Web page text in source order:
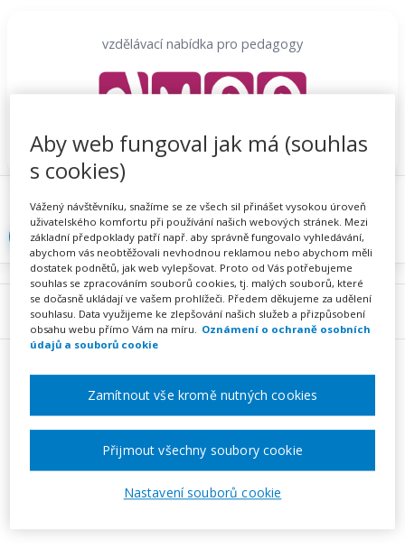
vzdělávací nabídka pro pedagogy
Proč se registrovat Hlídací sojka
Registrace
Přihlásit
Požadovaná akce nebyla nalezena.
Menu
Aby web fungoval jak má (souhlas
s cookies)
Vážený návštěvníku, snažíme se ze všech sil přinášet vysokou úroveň
uživatelského komfortu při používání našich webových stránek. Mezi
základní předpoklady patří např. aby správně fungovalo vyhledávání,
abychom vás neobtěžovali nevhodnou reklamou nebo abychom měli
dostatek podnětů, jak web vylepšovat. Proto od Vás potřebujeme
souhlas se zpracováním souborů cookies, tj. malých souborů, které
se dočasně ukládají ve vašem prohlížeči. Předem děkujeme za udělení
souhlasu. Data využijeme ke zlepšování našich služeb a přizpůsobení
obsahu webu přímo Vám na míru. Oznámení o ochraně osobních
údajů a souborů cookie
Nastavení souborů cookie
Zamítnout vše kromě nutných cookies
Přijmout všechny soubory cookie